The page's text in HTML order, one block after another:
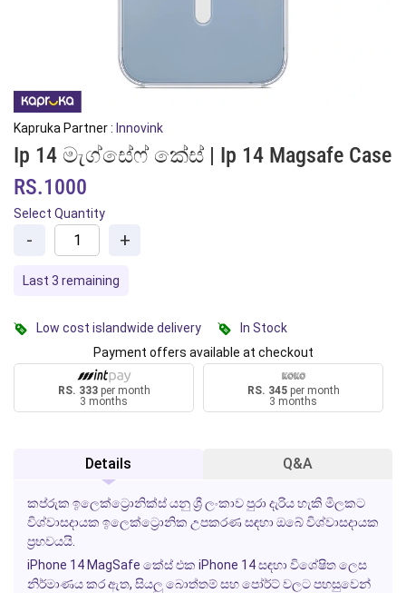
Kapruka Partner : Innovink
Ip 14 මැග්සේෆ් කේස් | Ip 14 Magsafe Case
RS.1000
Select Quantity
- +
Last 3 remaining
Low cost islandwide delivery
In Stock
Payment offers available at checkout
RS. 333per month
3 months
RS. 345per month
3 months
Details Q&A
කප්රුක ඉලෙක්ට්‍රොනික්ස් යනු ශ්‍රී ලංකාව පුරා දැරිය හැකි මිලකට
විශ්වාසදායක ඉලෙක්ට්‍රොනික උපකරණ සඳහා ඔබේ විශ්වාසදායක
ප්‍රභවයයි.
iPhone 14 MagSafe කේස් එක iPhone 14 සඳහා විශේෂිත ලෙස
නිර්මාණය කර ඇත, සියලු බොත්තම් සහ පෝර්ට් වලට පහසුවෙන්